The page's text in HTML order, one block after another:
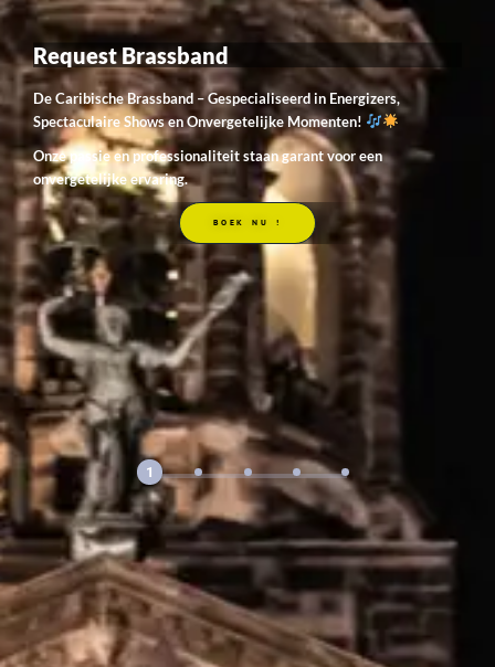
1
Request Brassband
De Caribische Brassband – Gespecialiseerd in Energizers,
Spectaculaire Shows en Onvergetelijke Momenten!
Onze passie en professionaliteit staan garant voor een
onvergetelijke ervaring.
BOEK NU !